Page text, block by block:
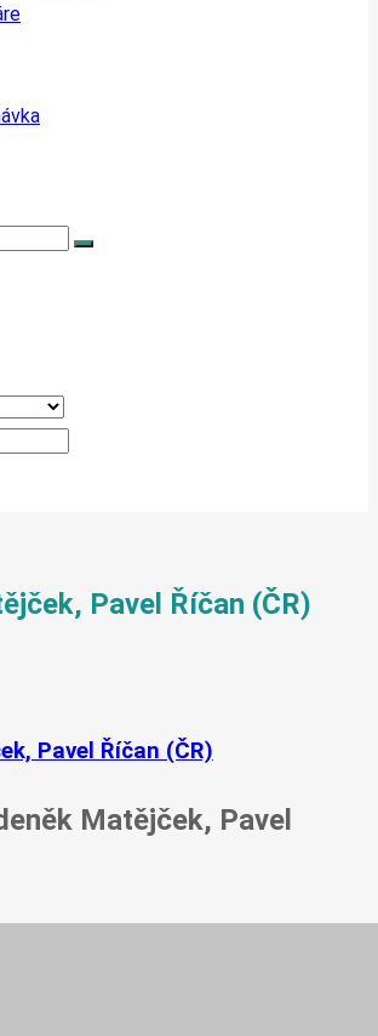
Pavel Říčan (ČR)
Pavel Říčan (ČR)
Matějček, Pavel